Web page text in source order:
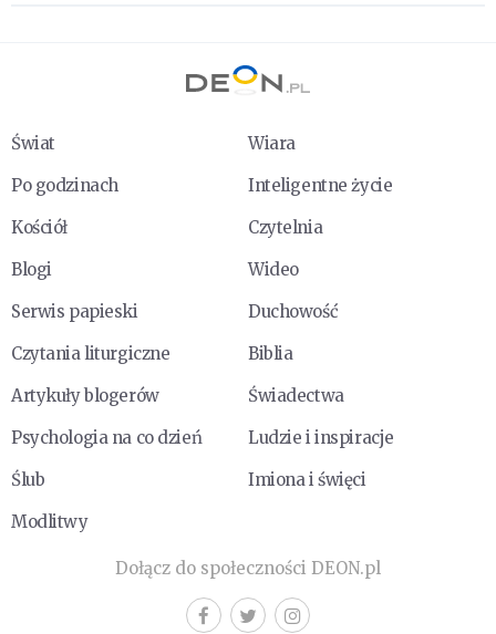
Świat
Wiara
Po godzinach
Inteligentne życie
Kościół
Czytelnia
Blogi
Wideo
Serwis papieski
Duchowość
Czytania liturgiczne
Biblia
Artykuły blogerów
Świadectwa
Psychologia na co dzień
Ludzie i inspiracje
Ślub
Imiona i święci
Modlitwy
Dołącz do społeczności DEON.pl